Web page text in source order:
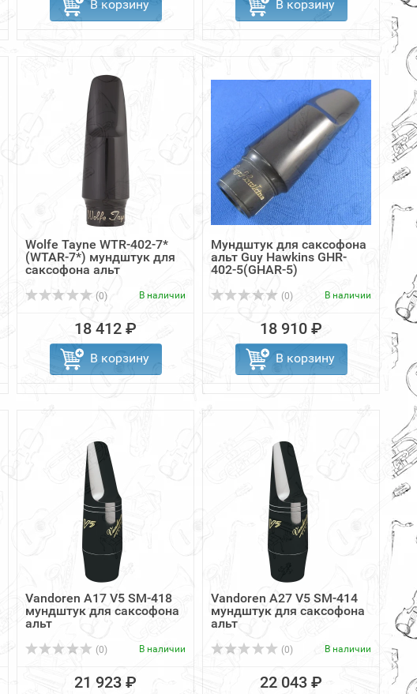
В корзину В корзину
Wolfe Tayne WTR-402-7*
(WTAR-7*) мундштук для
саксофона альт
(0) В наличии
18 412 ₽
В корзину
Мундштук для саксофона
альт Guy Hawkins GHR-
402-5(GHAR-5)
(0) В наличии
18 910 ₽
В корзину
Vandoren A17 V5 SM-418
мундштук для саксофона
альт
(0) В наличии
21 923 ₽
Vandoren A27 V5 SM-414
мундштук для саксофона
альт
(0) В наличии
22 043 ₽